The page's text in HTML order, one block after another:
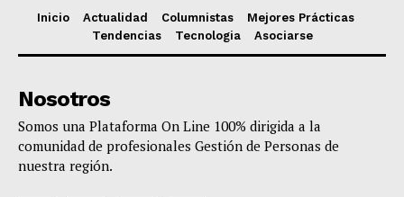
Inicio Actualidad Columnistas
Mejores Prácticas
Tendencias
Tecnologia Asociarse
Nosotros
Somos una Plataforma On Line 100% dirigida a la
comunidad de profesionales Gestión de Personas de
nuestra región.